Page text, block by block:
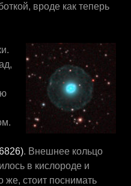
вроде как теперь
. Внешнее кольцо
в кислороде и
же, стоит поснимать